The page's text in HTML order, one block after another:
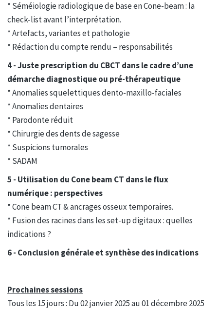
* Séméiologie radiologique de base en Cone-beam : la
check-list avant l’interprétation.
* Artefacts, variantes et pathologie
* Rédaction du compte rendu – responsabilités
4 - Juste prescription du CBCT dans le cadre d’une
démarche diagnostique ou pré-thérapeutique
* Anomalies squelettiques dento-maxillo-faciales
* Anomalies dentaires
* Parodonte réduit
* Chirurgie des dents de sagesse
* Suspicions tumorales
* SADAM
5 - Utilisation du Cone beam CT dans le flux
numérique : perspectives
* Cone beam CT & ancrages osseux temporaires.
* Fusion des racines dans les set-up digitaux : quelles
indications ?
6 - Conclusion générale et synthèse des indications
Prochaines sessions
Tous les 15 jours : Du 02 janvier 2025 au 01 décembre 2025